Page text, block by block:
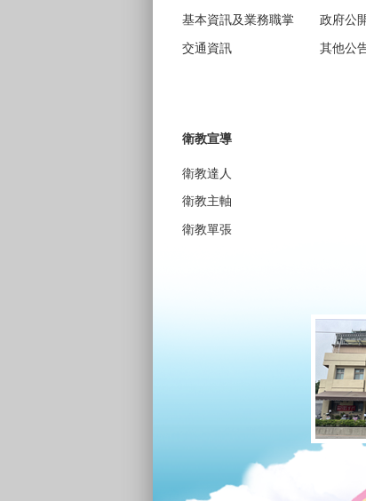
基本資訊及業務職掌
交通資訊
政府公
其他公
衛教宣導
衛教達人
衛教主軸
衛教單張